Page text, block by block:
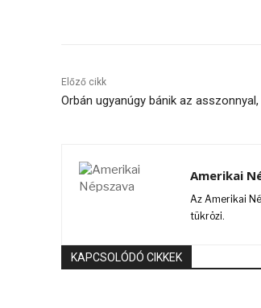
Előző cikk
Orbán ugyanúgy bánik az
Amerikai
Az Amerikai
tükrözi.
KAPCSOLÓDÓ CIKKEK